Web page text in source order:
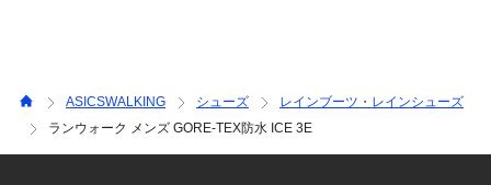
ASICSWALKING シューズ
レインブーツ・レインシューズ
ランウォーク メンズ GORE-TEX防水 ICE 3E